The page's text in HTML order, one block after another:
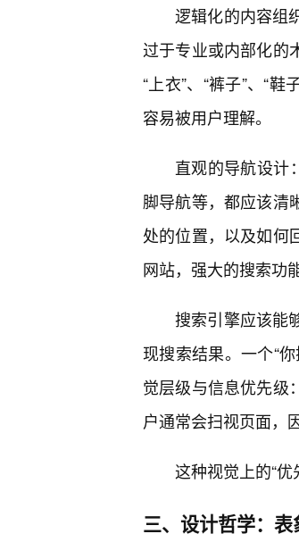
逻辑化的内容组
过于专业或内部化的
“上衣”、“裤子”、“
容易被用户理解。
直观的导航设计
脚导航等，都应该清
处的位置，以及如何
网站，强大的搜索功
搜索引擎应该能
现搜索结果。一个“
觉层级与信息优先级
户通常会扫视页面，
这种视觉上的“优
三、设计哲学：